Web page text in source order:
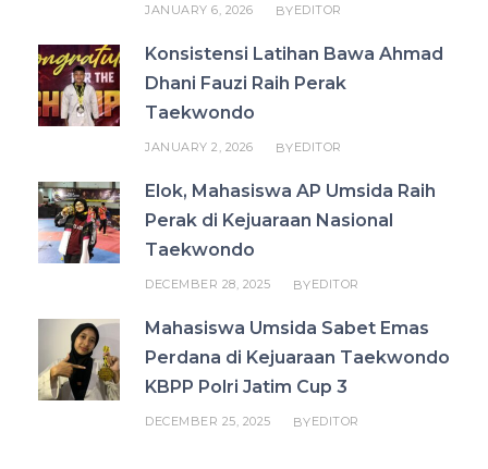
JANUARY 6, 2026 BYEDITOR
Konsistensi Latihan Bawa Ahmad
Dhani Fauzi Raih Perak
Taekwondo
JANUARY 2, 2026 BYEDITOR
Elok, Mahasiswa AP Umsida Raih
Perak di Kejuaraan Nasional
Taekwondo
DECEMBER 28, 2025 BYEDITOR
Mahasiswa Umsida Sabet Emas
Perdana di Kejuaraan Taekwondo
KBPP Polri Jatim Cup 3
DECEMBER 25, 2025 BYEDITOR